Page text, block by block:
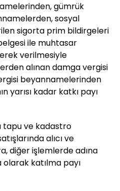
gümrük
sosyal
sigorta prim bildirgeleri
ile muhtasar
verilmesiyle
alınan damga vergisi
beyannamelerinden
yarısı kadar katkı payı
tapu ve kadastro
alıcı ve
diğer işlemlerde adına
katılma payı